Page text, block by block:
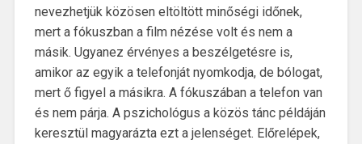
nevezhetjük közösen eltöltött minőségi időnek,
mert a fókuszban a film nézése volt és nem a
másik. Ugyanez érvényes a beszélgetésre is,
amikor az egyik a telefonját nyomkodja, de bólogat,
mert ő figyel a másikra. A fókuszában a telefon van
és nem párja. A pszichológus a közös tánc példáján
keresztül magyarázta ezt a jelenséget. Előrelépek,